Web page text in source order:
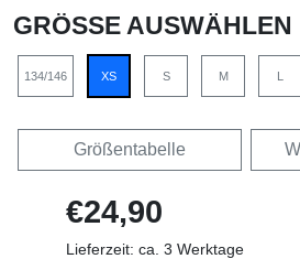
GRÖSSE AUSWÄHLEN
134/146 XS S M L
Größentabelle
€24,90
Lieferzeit: ca. 3 Werktage